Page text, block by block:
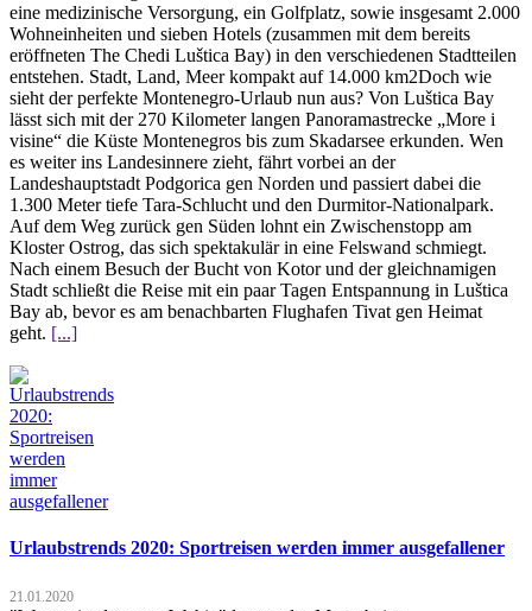
eine medizinische Versorgung, ein Golfplatz, sowie insgesamt 2.000
Wohneinheiten und sieben Hotels (zusammen mit dem bereits
eröffneten The Chedi Luštica Bay) in den verschiedenen Stadtteilen
entstehen. Stadt, Land, Meer kompakt auf 14.000 km2Doch wie
sieht der perfekte Montenegro-Urlaub nun aus? Von Luštica Bay
lässt sich mit der 270 Kilometer langen Panoramastrecke „More i
visine“ die Küste Montenegros bis zum Skadarsee erkunden. Wen
es weiter ins Landesinnere zieht, fährt vorbei an der
Landeshauptstadt Podgorica gen Norden und passiert dabei die
1.300 Meter tiefe Tara-Schlucht und den Durmitor-Nationalpark.
Auf dem Weg zurück gen Süden lohnt ein Zwischenstopp am
Kloster Ostrog, das sich spektakulär in eine Felswand schmiegt.
Nach einem Besuch der Bucht von Kotor und der gleichnamigen
Stadt schließt die Reise mit ein paar Tagen Entspannung in Luštica
Bay ab, bevor es am benachbarten Flughafen Tivat gen Heimat
geht. [...]
Urlaubstrends 2020: Sportreisen werden immer ausgefallener
21.01.2020